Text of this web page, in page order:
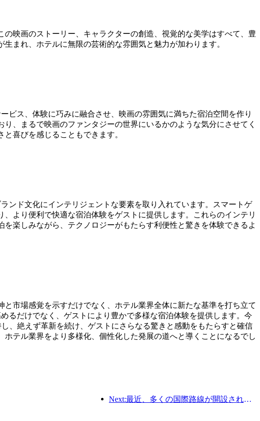
映画のストーリー、キャラクターの創造、視覚的な美学はすべて、豊
まれ、ホテルに無限の芸術的な雰囲気と魅力が加わります。
ビス、体験に巧みに融合させ、映画の雰囲気に満ちた宿泊空間を作り
、まるで映画のファンタジーの世界にいるかのような気分にさせてく
喜びを感じることもできます。
ンド文化にインテリジェントな要素を取り入れています。スマートゲ
より便利で快適な宿泊体験をゲストに提供します。これらのインテリ
楽しみながら、テクノロジーがもたらす利便性と驚きを体験できるよ
市場感覚を示すだけでなく、ホテル業界全体に新たな基準を打ち立て
るだけでなく、ゲストにより豊かで多様な宿泊体験を提供します。今
、絶えず革新を続け、ゲストにさらなる驚きと感動をもたらすと確信
テル業界をより多様化、個性化した発展の道へと導くことになるでし
Next:最近、多くの国際路線が開設され増加した。